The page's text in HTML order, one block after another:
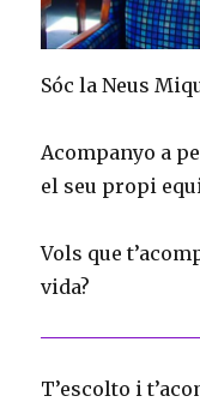
Sóc la Neus
Acompanyo a
el seu propi
Vols que
vida?
T’escolto i